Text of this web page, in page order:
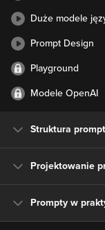
Duże modele
Prompt Design
Playground
Modele OpenAI
Struktura
Projektowanie
Prompty w